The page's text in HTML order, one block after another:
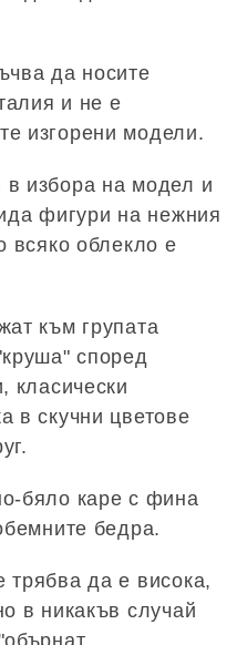
да носите
и не е
изгорени модели.
в избора на модел и
фигури на нежния
всяко облекло е
към групата
според
класически
в скучни цветове
бяло каре с фина
бедра.
трябва да е висока,
в никакъв случай